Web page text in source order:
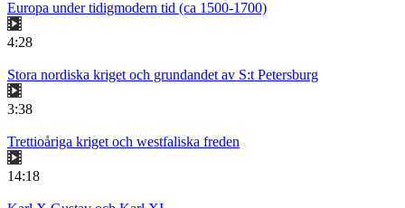
Europa under tidigmodern tid (ca 1500-1700)
4:28
Stora nordiska kriget och grundandet av S:t Petersburg
3:38
Trettioåriga kriget och westfaliska freden
14:18